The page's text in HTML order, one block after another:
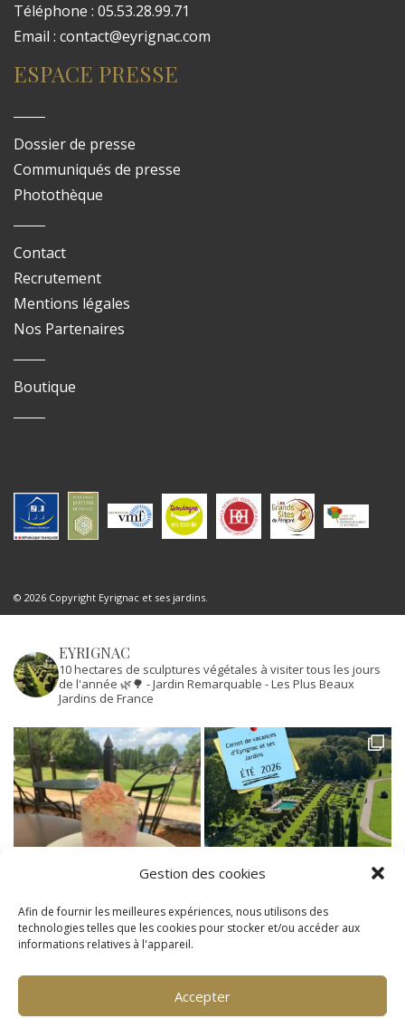
Gestion des cookies
Afin de fournir les meilleures expériences, nous utilisons des
technologies telles que les cookies pour stocker et/ou accéder aux
informations relatives à l'appareil.
Accepter
Téléphone : 05.53.28.99.71
Email : contact@eyrignac.com
ESPACE PRESSE
Dossier de presse
Communiqués de presse
Photothèque
Contact
Recrutement
Mentions légales
Nos Partenaires
Boutique
© 2026 Copyright Eyrignac et ses jardins.
EYRIGNAC
10 hectares de sculptures végétales à visiter tous les jours
de l'année 🌿🌳 - Jardin Remarquable - Les Plus Beaux
Jardins de France